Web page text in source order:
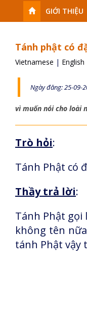
GIỚI THIỆU
Tánh phật có
Vietnamese | English
Ngày đăng: 25-09-
vì muốn nói cho loài
Trò hỏi:
Tánh Phật có
Thầy trả lời:
Tánh Phật gọi
không tên
tánh Phật vậy